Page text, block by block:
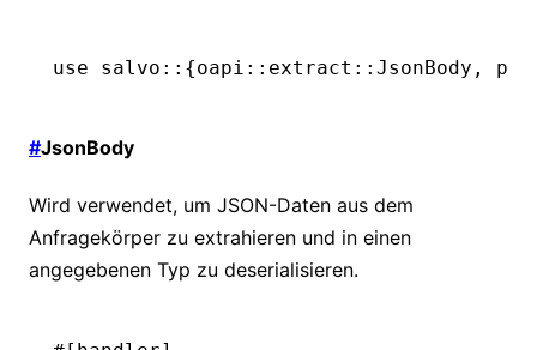
use salvo :: {oapi :: extract :: JsonBody ,
#JsonBody
Wird verwendet, um JSON-Daten aus dem
Anfragekörper zu extrahieren und in einen
angegebenen Typ zu deserialisieren.